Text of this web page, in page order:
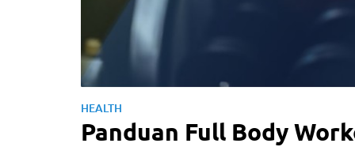
HEALTH
Panduan Full Body